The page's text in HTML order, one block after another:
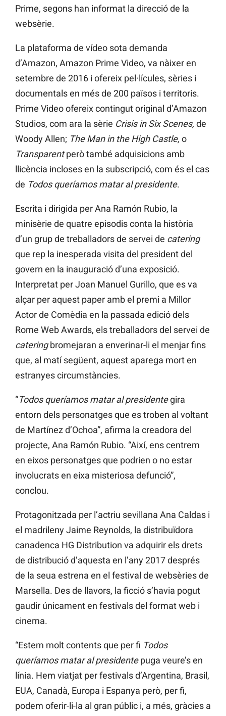
Prime, segons han informat la direcció de la
websèrie.
La plataforma de vídeo sota demanda
d’Amazon, Amazon Prime Video, va nàixer en
setembre de 2016 i ofereix pel·lícules, sèries i
documentals en més de 200 països i territoris.
Prime Video ofereix contingut original d’Amazon
Studios, com ara la sèrie Crisis in Six Scenes, de
Woody Allen; The Man in the High Castle, o
Transparentperò també adquisicions amb
llicència incloses en la subscripció, com és el cas
de Todos queríamos matar al presidente.
Escrita i dirigida per Ana Ramón Rubio, la
minisèrie de quatre episodis conta la història
d’un grup de treballadors de servei de catering
que rep la inesperada visita del president del
govern en la inauguració d’una exposició.
Interpretat per Joan Manuel Gurillo, que es va
alçar per aquest paper amb el premi a Millor
Actor de Comèdia en la passada edició dels
Rome Web Awards, els treballadors del servei de
cateringbromejaran a enverinar-li el menjar fins
que, al matí següent, aquest aparega mort en
estranyes circumstàncies.
“Todos queríamos matar al presidentegira
entorn dels personatges que es troben al voltant
de Martínez d’Ochoa”, afirma la creadora del
projecte, Ana Ramón Rubio. “Així, ens centrem
en eixos personatges que podrien o no estar
involucrats en eixa misteriosa defunció”,
conclou.
Protagonitzada per l’actriu sevillana Ana Caldas i
el madrileny Jaime Reynolds, la distribuïdora
canadenca HG Distribution va adquirir els drets
de distribució d’aquesta en l’any 2017 després
de la seua estrena en el festival de websèries de
Marsella. Des de llavors, la ficció s’havia pogut
gaudir únicament en festivals del format web i
cinema.
“Estem molt contents que per fi Todos
queríamos matar al presidentepuga veure’s en
línia. Hem viatjat per festivals d’Argentina, Brasil,
EUA, Canadà, Europa i Espanya però, per fi,
podem oferir-li-la al gran públic i, a més, gràcies a